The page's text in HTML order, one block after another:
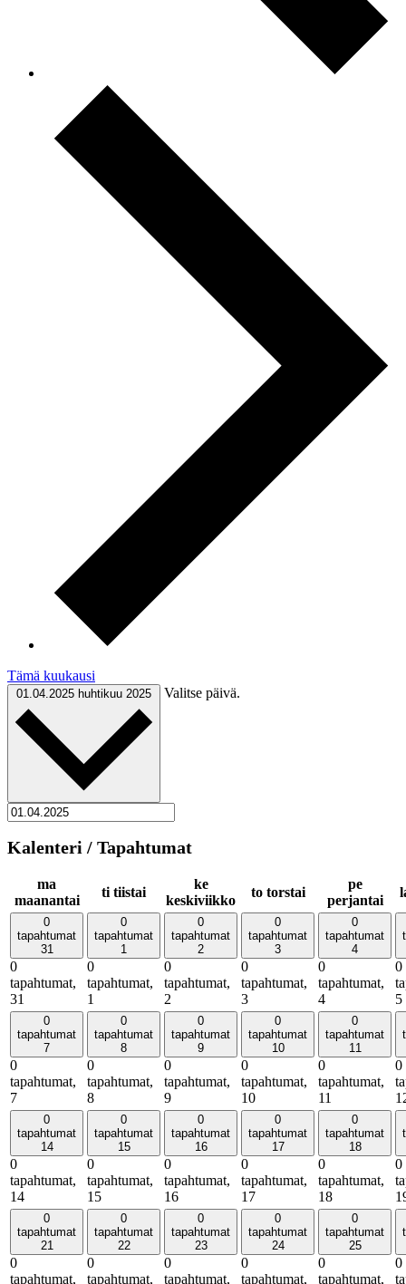
Tämä kuukausi
01.04.2025 huhtikuu 2025 Valitse päivä.
Kalenteri / Tapahtumat
ma
maanantai
ti tiistai
ke
keskiviikko
to torstai
pe
perjantai
0
tapahtumat
31
0
tapahtumat,
31
0
tapahtumat
1
0
tapahtumat,
1
0
tapahtumat
2
0
tapahtumat,
2
0
tapahtumat
3
0
tapahtumat,
3
0
tapahtumat
4
0
tapahtumat,
4
0
5
0
tapahtumat
7
0
tapahtumat,
7
0
tapahtumat
8
0
tapahtumat,
8
0
tapahtumat
9
0
tapahtumat,
9
0
tapahtumat
10
0
tapahtumat,
10
0
tapahtumat
11
0
tapahtumat,
11
0
0
tapahtumat
14
0
tapahtumat,
14
0
tapahtumat
15
0
tapahtumat,
15
0
tapahtumat
16
0
tapahtumat,
16
0
tapahtumat
17
0
tapahtumat,
17
0
tapahtumat
18
0
tapahtumat,
18
0
0
tapahtumat
21
0
tapahtumat,
0
tapahtumat
22
0
tapahtumat,
0
tapahtumat
23
0
tapahtumat,
0
tapahtumat
24
0
tapahtumat,
0
tapahtumat
25
0
tapahtumat,
0